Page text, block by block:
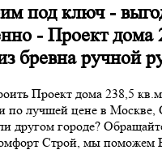
под ключ -
- Проект дома
бревна ручной
Проект дома 238,5
по лучшей цене в Москве,
другом городе?
Строй, мы поможем